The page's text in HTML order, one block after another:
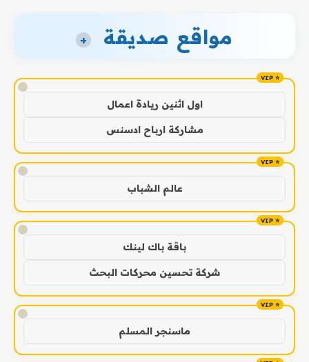
مواقع صديقة +
!
اول اثنين ريادة اعمال
مشاركة ارباح ادسنس
!
عالم الشباب
!
باقة باك لينك
شركة تحسين محركات البحث
!
ماسنجر المسلم